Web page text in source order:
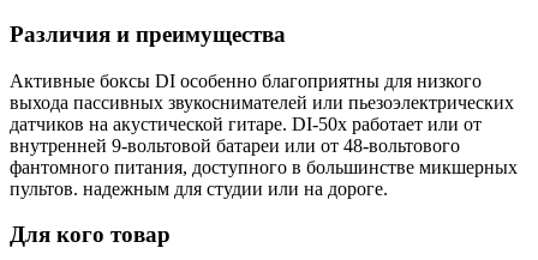
Различия и преимущества
Активные боксы DI особенно благоприятны для низкого
выхода пассивных звукоснимателей или пьезоэлектрических
датчиков на акустической гитаре. DI-50x работает или от
внутренней 9-вольтовой батареи или от 48-вольтового
фантомного питания, доступного в большинстве микшерных
пультов. надежным для студии или на дороге.
Для кого товар